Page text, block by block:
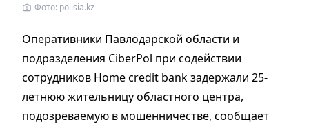
Фото: polisia.kz
Оперативники Павлодарской области и
подразделения CiberPol при содействии
сотрудников Home credit bank задержали 25-
летнюю жительницу областного центра,
подозреваемую в мошенничестве, сообщает